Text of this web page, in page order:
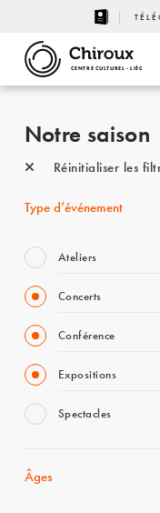
CENTRE CULTUREL - LIÈGE
Notre saison
Réinitialiser les
Type d’événement
Ateliers
Concerts
Conférence
Expositions
Spectacles
Âges